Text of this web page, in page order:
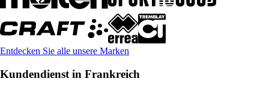
Entdecken Sie alle unsere Marken
Kundendienst in Frankreich